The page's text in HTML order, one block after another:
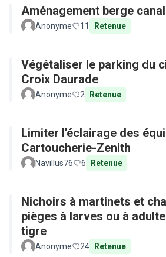
Aménagement berge
Anonyme 11 Retenue
Végétaliser le parking du
Croix Daurade
Anonyme 2 Retenue
Limiter l'éclairage des
Cartoucherie-Zenith
Navillus76 6 Retenue
Nichoirs à martinets et
pièges à larves ou à
tigre
Anonyme 24 Retenue